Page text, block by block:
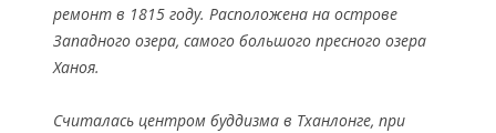
ремонт в 1815 году. Расположена на острове
Западного озера, самого большого пресного озера
Ханоя.
Считалась центром буддизма в Тханлонге, при